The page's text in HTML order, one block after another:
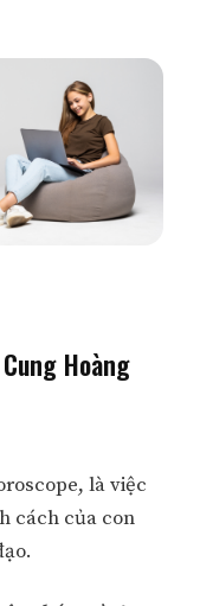
Hoàng
là việc
cách của con